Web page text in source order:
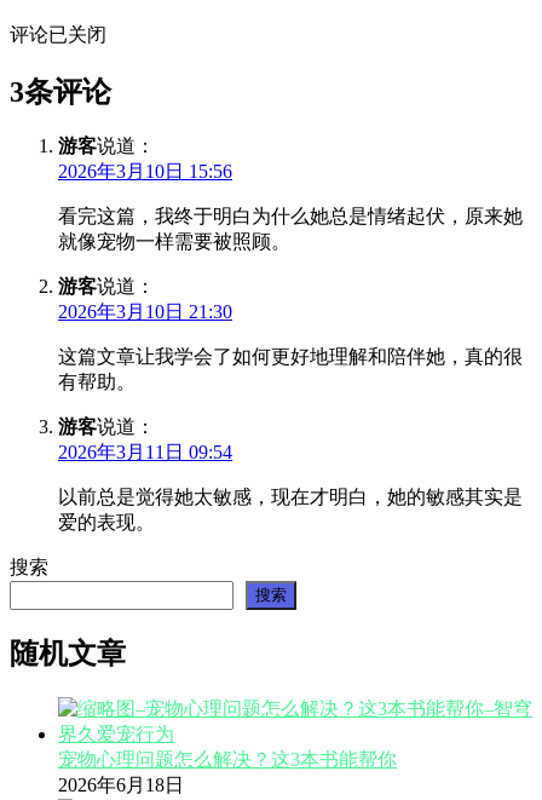
评论已关闭
3条评论
游客说道：
2026年3月10日 15:56
看完这篇，我终于明白为什么她总是情绪起伏，原来她
就像宠物一样需要被照顾。
游客说道：
2026年3月10日 21:30
这篇文章让我学会了如何更好地理解和陪伴她，真的很
有帮助。
游客说道：
2026年3月11日 09:54
以前总是觉得她太敏感，现在才明白，她的敏感其实是
爱的表现。
搜索
搜索
随机文章
宠物心理问题怎么解决？这3本书能帮你
2026年6月18日